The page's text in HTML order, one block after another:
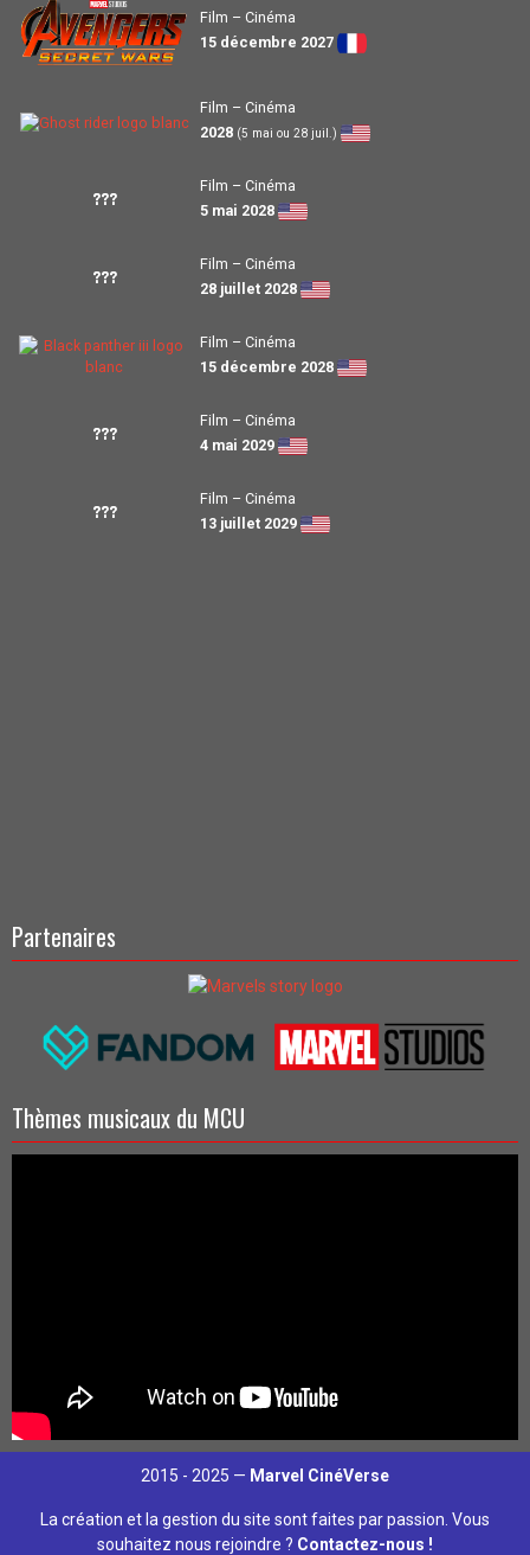
Film – Cinéma
15 décembre 2027
Film – Cinéma
2028 (5 mai ou 28 juil.)
???
Film – Cinéma
5 mai 2028
???
Film – Cinéma
28 juillet 2028
Film – Cinéma
15 décembre 2028
???
Film – Cinéma
4 mai 2029
???
Film – Cinéma
13 juillet 2029
Partenaires
Thèmes musicaux du MCU
2015 - 2025 — Marvel CinéVerse
La création et la gestion du site sont faites par passion. Vous
souhaitez nous rejoindre ? Contactez-nous !